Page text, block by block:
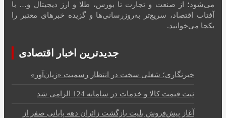
می‌شود؛ از صنعت و تجارت تا بورس، طلا و ارز دیجیتال و… با
آفتاب اقتصاد، سریع‌تر به‌روزرسانی‌ها و گزیده خبرهای معتبر را
یکجا می‌خوانید.
جدیدترین اخبار اقتصادی
خبرنگاری؛ شغلی سخت در انتظار رسمیت «زیان‌آور»
ثبت قیمت کالا و خدمات در سامانه 124 الزامی شد
آغاز پیش‌فروش بلیت بازگشت زائران دهه پایانی صفر از